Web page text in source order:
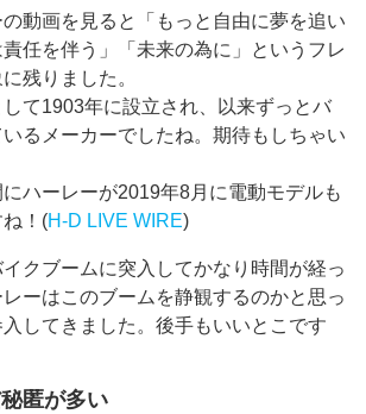
動画を見ると「もっと自由に夢を追い
任を伴う」「未来の為に」というフレ
残りました。
て1903年に設立され、以来ずっとバ
るメーカーでしたね。期待もしちゃい
ハーレーが2019年8月に電動モデルも
！(H-D LIVE WIRE)
クブームに突入してかなり時間が経っ
ーはこのブームを静観するのかと思っ
してきました。後手もいいとこです
匿が多い